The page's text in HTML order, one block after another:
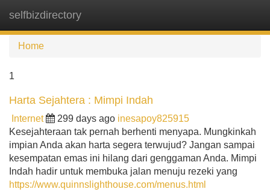
selfbizdirectory
Home
1
Harta Sejahtera : Mimpi Indah
Internet 299 days ago inesapoy825915
Kesejahteraan tak pernah berhenti menyapa. Mungkinkah
impian Anda akan harta segera terwujud? Jangan sampai
kesempatan emas ini hilang dari genggaman Anda. Mimpi
Indah hadir untuk membuka jalan menuju rezeki yang
https://www.quinnslighthouse.com/menus.html